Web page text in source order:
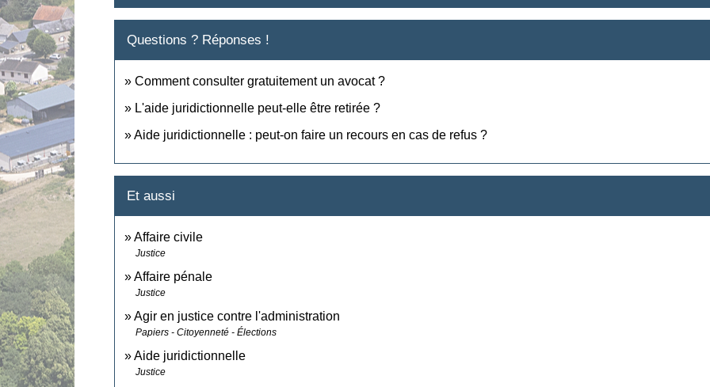
Questions ? Réponses !
Comment consulter gratuitement un avocat ?
L'aide juridictionnelle peut-elle être retirée ?
Aide juridictionnelle : peut-on faire un recours en cas de refus ?
Et aussi
Affaire civile
Justice
Affaire pénale
Justice
Agir en justice contre l'administration
Papiers - Citoyenneté - Élections
Aide juridictionnelle
Justice